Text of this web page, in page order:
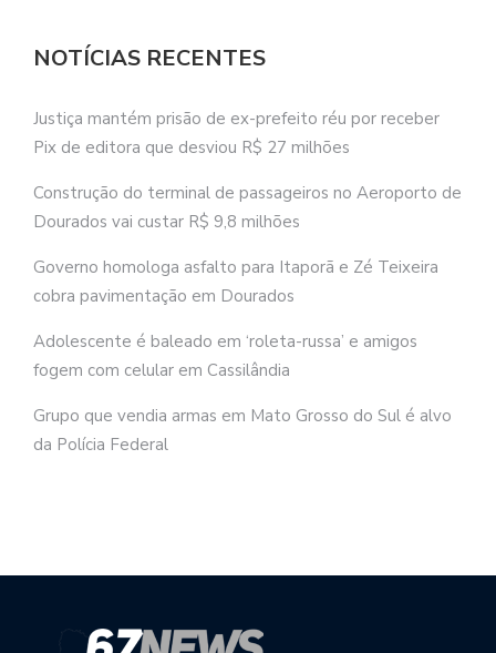
NOTÍCIAS RECENTES
Justiça mantém prisão de ex-prefeito réu por receber
Pix de editora que desviou R$ 27 milhões
Construção do terminal de passageiros no Aeroporto de
Dourados vai custar R$ 9,8 milhões
Governo homologa asfalto para Itaporã e Zé Teixeira
cobra pavimentação em Dourados
Adolescente é baleado em ‘roleta-russa’ e amigos
fogem com celular em Cassilândia
Grupo que vendia armas em Mato Grosso do Sul é alvo
da Polícia Federal